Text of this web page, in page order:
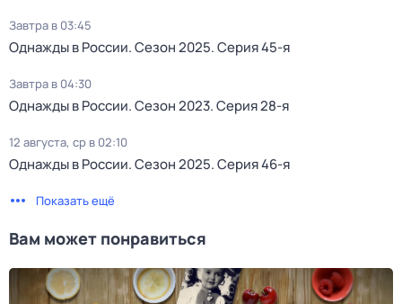
Завтра в 03:45
Однажды в России. Сезон 2025. Серия 45-я
Завтра в 04:30
Однажды в России. Сезон 2023. Серия 28-я
12 августа, ср в 02:10
Однажды в России. Сезон 2025. Серия 46-я
Показать ещё
Вам может понравиться